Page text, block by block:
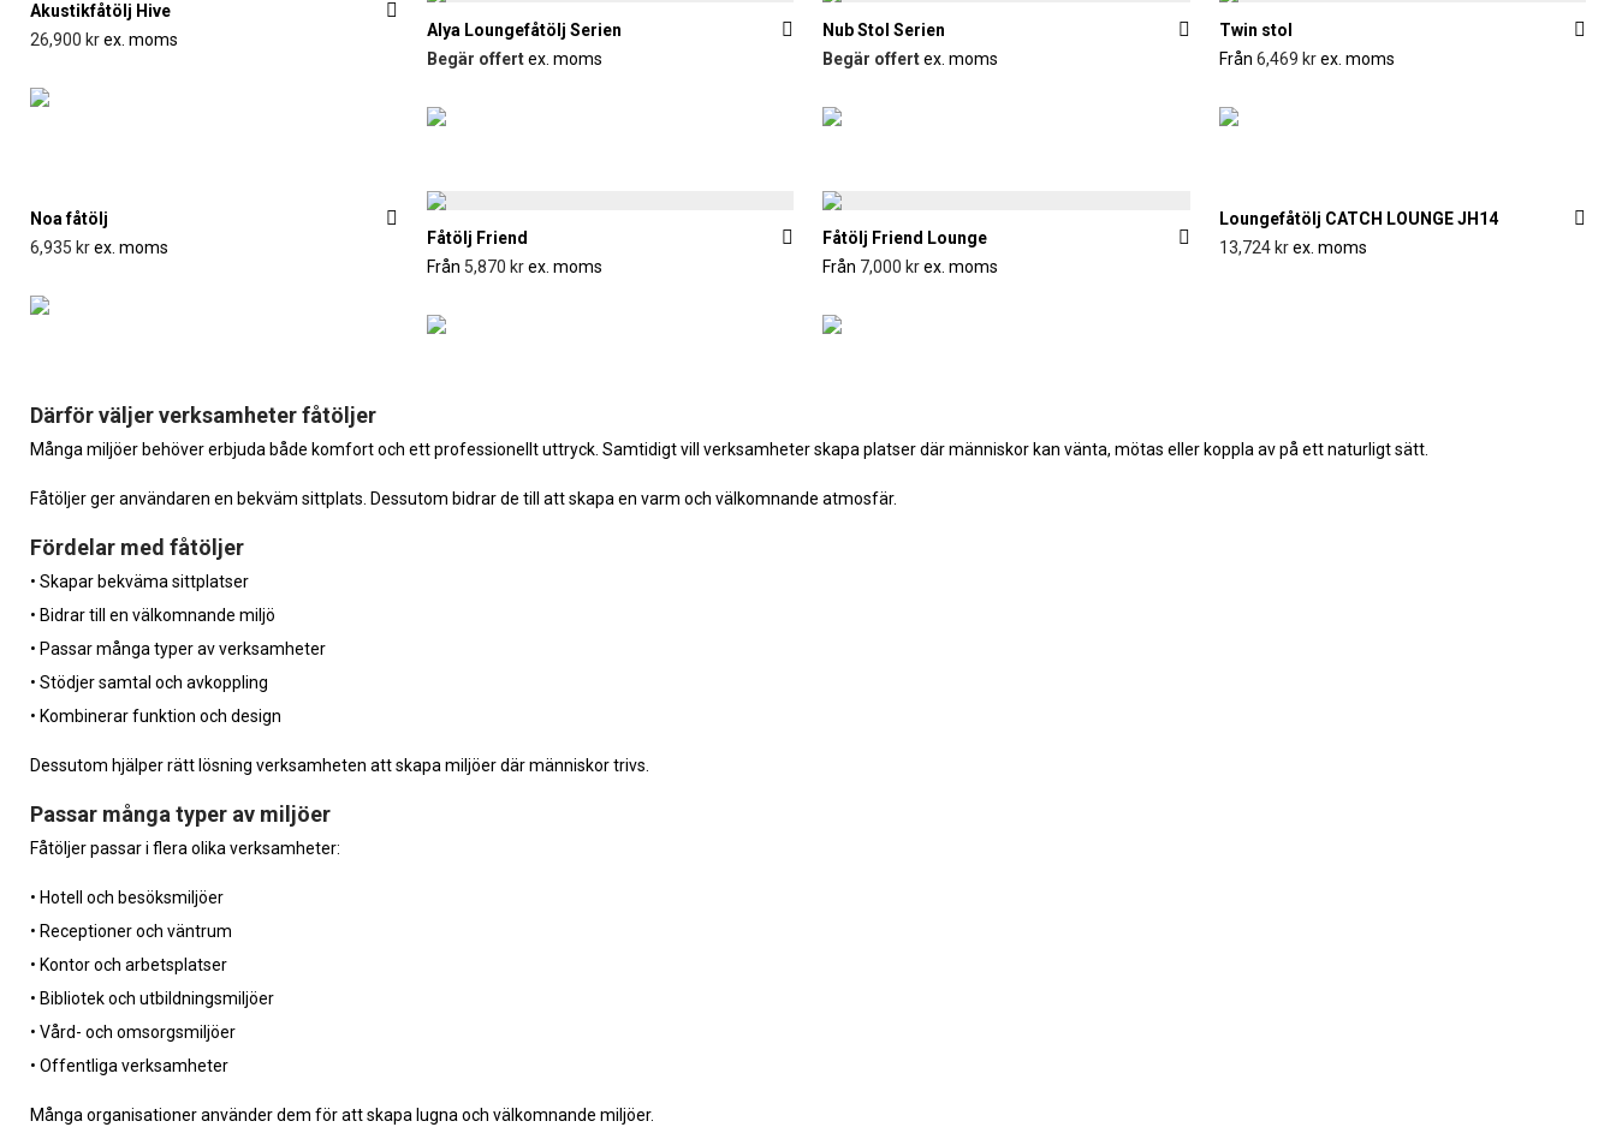
Formis gillar
Akustikfåtölj Hive
26,900 krex. moms
Alya Loungefåtölj Serien
Begär offertex. moms
Nub Stol Serien
Begär offertex. moms
Twin stol
Från 6,469 krex. moms
Noa fåtölj
6,935 krex. moms
Fåtölj Friend
Från 5,870 krex. moms
Fåtölj Friend Lounge
Från 7,000 krex. moms
Loungefåtölj CATCH LOUNGE JH14
13,724 krex. moms
Därför väljer verksamheter fåtöljer
Många miljöer behöver erbjuda både komfort och ett professionellt uttryck. Samtidigt vill verksamheter skapa platser där människor kan vänta, mötas eller koppla av på ett naturligt sätt.
Fåtöljer ger användaren en bekväm sittplats. Dessutom bidrar de till att skapa en varm och välkomnande atmosfär.
Fördelar med fåtöljer
• Skapar bekväma sittplatser
• Bidrar till en välkomnande miljö
• Passar många typer av verksamheter
• Stödjer samtal och avkoppling
• Kombinerar funktion och design
Dessutom hjälper rätt lösning verksamheten att skapa miljöer där människor trivs.
Passar många typer av miljöer
Fåtöljer passar i flera olika verksamheter:
• Hotell och besöksmiljöer
• Receptioner och väntrum
• Kontor och arbetsplatser
• Bibliotek och utbildningsmiljöer
• Vård- och omsorgsmiljöer
• Offentliga verksamheter
Många organisationer använder dem för att skapa lugna och välkomnande miljöer.